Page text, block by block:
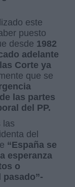
este
puesto
desde 1982
adelante
Corte ya
que se
las partes
del PP.
las
del
“España se
esperanza
o